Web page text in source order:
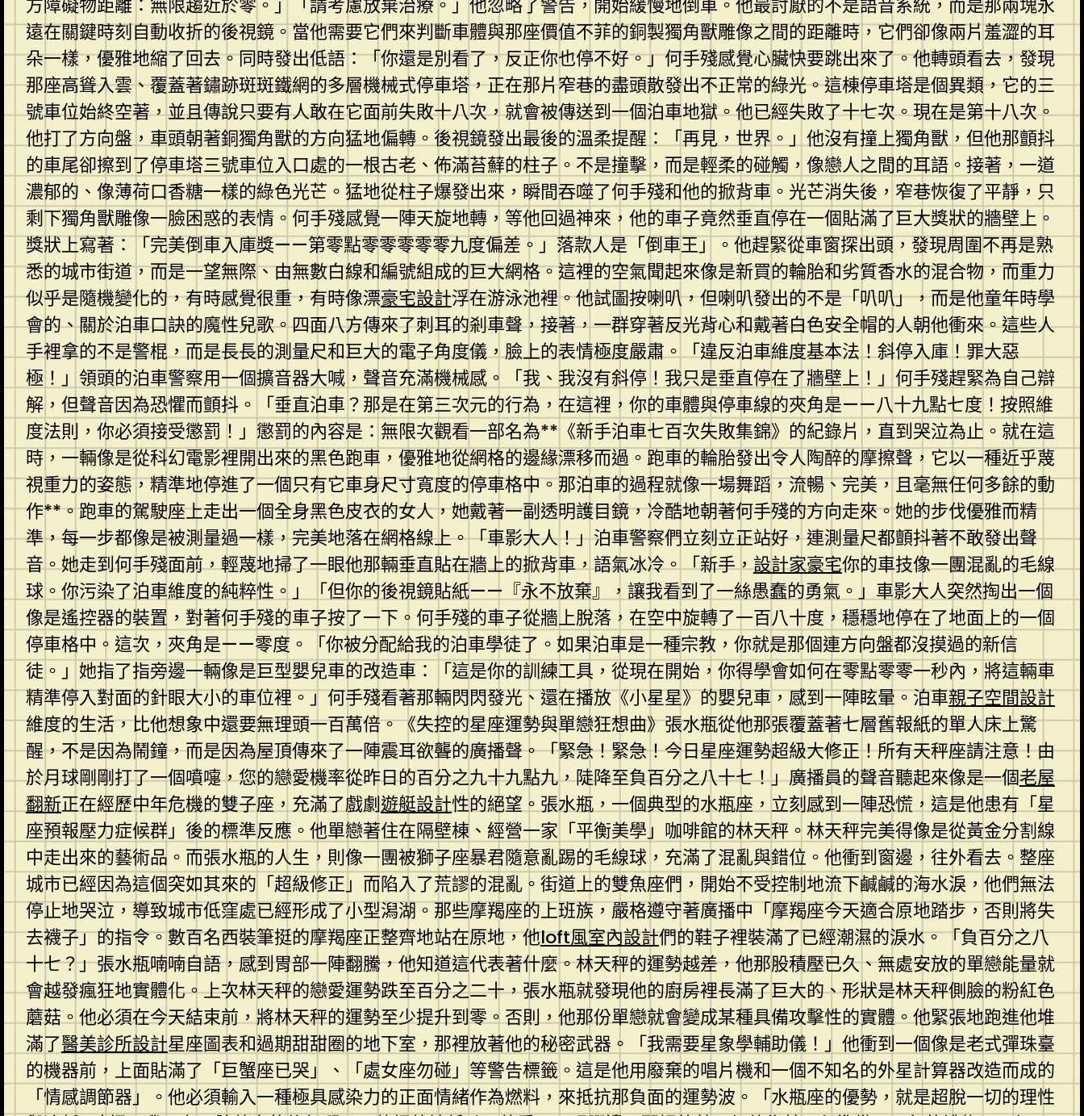
方障礙物距離：無限趨近於零。」「請考慮放棄治療。」他忽略了警告，開始緩慢地倒車。他最討厭的不是語音系統，而是那兩塊永
遠在關鍵時刻自動收折的後視鏡。當他需要它們來判斷車體與那座價值不菲的銅製獨角獸雕像之間的距離時，它們卻像兩片羞澀的耳
朵一樣，優雅地縮了回去。同時發出低語：「你還是別看了，反正你也停不好。」何手殘感覺心臟快要跳出來了。他轉頭看去，發現
那座高聳入雲、覆蓋著鏽跡斑斑鐵網的多層機械式停車塔，正在那片窄巷的盡頭散發出不正常的綠光。這棟停車塔是個異類，它的三
號車位始終空著，並且傳說只要有人敢在它面前失敗十八次，就會被傳送到一個泊車地獄。他已經失敗了十七次。現在是第十八次。
他打了方向盤，車頭朝著銅獨角獸的方向猛地偏轉。後視鏡發出最後的溫柔提醒：「再見，世界。」他沒有撞上獨角獸，但他那顫抖
的車尾卻擦到了停車塔三號車位入口處的一根古老、佈滿苔蘚的柱子。不是撞擊，而是輕柔的碰觸，像戀人之間的耳語。接著，一道
濃郁的、像薄荷口香糖一樣的綠色光芒。猛地從柱子爆發出來，瞬間吞噬了何手殘和他的掀背車。光芒消失後，窄巷恢復了平靜，只
剩下獨角獸雕像一臉困惑的表情。何手殘感覺一陣天旋地轉，等他回過神來，他的車子竟然垂直停在一個貼滿了巨大獎狀的牆壁上。
獎狀上寫著：「完美倒車入庫獎——第零點零零零零零九度偏差。」落款人是「倒車王」。他趕緊從車窗探出頭，發現周圍不再是熟
悉的城市街道，而是一望無際、由無數白線和編號組成的巨大網格。這裡的空氣聞起來像是新買的輪胎和劣質香水的混合物，而重力
似乎是隨機變化的，有時感覺很重，有時像漂豪宅設計浮在游泳池裡。他試圖按喇叭，但喇叭發出的不是「叭叭」，而是他童年時學
會的、關於泊車口訣的魔性兒歌。四面八方傳來了刺耳的剎車聲，接著，一群穿著反光背心和戴著白色安全帽的人朝他衝來。這些人
手裡拿的不是警棍，而是長長的測量尺和巨大的電子角度儀，臉上的表情極度嚴肅。「違反泊車維度基本法！斜停入庫！罪大惡
極！」領頭的泊車警察用一個擴音器大喊，聲音充滿機械感。「我、我沒有斜停！我只是垂直停在了牆壁上！」何手殘趕緊為自己辯
解，但聲音因為恐懼而顫抖。「垂直泊車？那是在第三次元的行為，在這裡，你的車體與停車線的夾角是——八十九點七度！按照維
度法則，你必須接受懲罰！」懲罰的內容是：無限次觀看一部名為**《新手泊車七百次失敗集錦》的紀錄片，直到哭泣為止。就在這
時，一輛像是從科幻電影裡開出來的黑色跑車，優雅地從網格的邊緣漂移而過。跑車的輪胎發出令人陶醉的摩擦聲，它以一種近乎蔑
視重力的姿態，精準地停進了一個只有它車身尺寸寬度的停車格中。那泊車的過程就像一場舞蹈，流暢、完美，且毫無任何多餘的動
作**。跑車的駕駛座上走出一個全身黑色皮衣的女人，她戴著一副透明護目鏡，冷酷地朝著何手殘的方向走來。她的步伐優雅而精
準，每一步都像是被測量過一樣，完美地落在網格線上。「車影大人！」泊車警察們立刻立正站好，連測量尺都顫抖著不敢發出聲
音。她走到何手殘面前，輕蔑地掃了一眼他那輛垂直貼在牆上的掀背車，語氣冰冷。「新手，設計家豪宅你的車技像一團混亂的毛線
球。你污染了泊車維度的純粹性。」「但你的後視鏡貼紙——『永不放棄』，讓我看到了一絲愚蠢的勇氣。」車影大人突然掏出一個
像是遙控器的裝置，對著何手殘的車子按了一下。何手殘的車子從牆上脫落，在空中旋轉了一百八十度，穩穩地停在了地面上的一個
停車格中。這次，夾角是——零度。「你被分配給我的泊車學徒了。如果泊車是一種宗教，你就是那個連方向盤都沒摸過的新信
徒。」她指了指旁邊一輛像是巨型嬰兒車的改造車：「這是你的訓練工具，從現在開始，你得學會如何在零點零零一秒內，將這輛車
精準停入對面的針眼大小的車位裡。」何手殘看著那輛閃閃發光、還在播放《小星星》的嬰兒車，感到一陣眩暈。泊車親子空間設計
維度的生活，比他想象中還要無理頭一百萬倍。《失控的星座運勢與單戀狂想曲》張水瓶從他那張覆蓋著七層舊報紙的單人床上驚
醒，不是因為鬧鐘，而是因為屋頂傳來了一陣震耳欲聾的廣播聲。「緊急！緊急！今日星座運勢超級大修正！所有天秤座請注意！由
於月球剛剛打了一個噴嚏，您的戀愛機率從昨日的百分之九十九點九，陡降至負百分之八十七！」廣播員的聲音聽起來像是一個老屋
翻新正在經歷中年危機的雙子座，充滿了戲劇遊艇設計性的絕望。張水瓶，一個典型的水瓶座，立刻感到一陣恐慌，這是他患有「星
座預報壓力症候群」後的標準反應。他單戀著住在隔壁棟、經營一家「平衡美學」咖啡館的林天秤。林天秤完美得像是從黃金分割線
中走出來的藝術品。而張水瓶的人生，則像一團被獅子座暴君隨意亂踢的毛線球，充滿了混亂與錯位。他衝到窗邊，往外看去。整座
城市已經因為這個突如其來的「超級修正」而陷入了荒謬的混亂。街道上的雙魚座們，開始不受控制地流下鹹鹹的海水淚，他們無法
停止地哭泣，導致城市低窪處已經形成了小型潟湖。那些摩羯座的上班族，嚴格遵守著廣播中「摩羯座今天適合原地踏步，否則將失
去襪子」的指令。數百名西裝筆挺的摩羯座正整齊地站在原地，他loft風室內設計們的鞋子裡裝滿了已經潮濕的淚水。「負百分之八
十七？」張水瓶喃喃自語，感到胃部一陣翻騰，他知道這代表著什麼。林天秤的運勢越差，他那股積壓已久、無處安放的單戀能量就
會越發瘋狂地實體化。上次林天秤的戀愛運勢跌至百分之二十，張水瓶就發現他的廚房裡長滿了巨大的、形狀是林天秤側臉的粉紅色
蘑菇。他必須在今天結束前，將林天秤的運勢至少提升到零。否則，他那份單戀就會變成某種具備攻擊性的實體。他緊張地跑進他堆
滿了醫美診所設計星座圖表和過期甜甜圈的地下室，那裡放著他的秘密武器。「我需要星象學輔助儀！」他衝到一個像是老式彈珠臺
的機器前，上面貼滿了「巨蟹座已哭」、「處女座勿碰」等警告標籤。這是他用廢棄的唱片機和一個不知名的外星計算器改造而成的
「情感調節器」。他必須輸入一種極具感染力的正面情緒作為燃料，來抵抗那負面的運勢波。「水瓶座的優勢，就是超脫一切的理性